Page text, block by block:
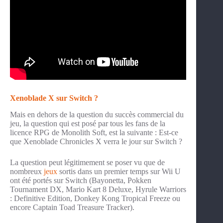
Xenoblade X sur Switch ?
Mais en dehors de la question du succès commercial du
jeu, la question qui est posé par tous les fans de la
licence RPG de Monolith Soft, est la suivante : Est-ce
que Xenoblade Chronicles X verra le jour sur Switch ?
La question peut légitimement se poser vu que de
nombreux jeux sortis dans un premier temps sur Wii U
ont été portés sur Switch (Bayonetta, Pokken
Tournament DX, Mario Kart 8 Deluxe, Hyrule Warriors
: Definitive Edition, Donkey Kong Tropical Freeze ou
encore Captain Toad Treasure Tracker).